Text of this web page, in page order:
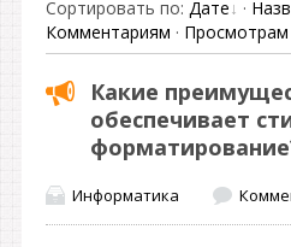
Сортировать по: Дате ·
Комментариям · Просмотрам
Какие
обеспечивает
Информатика